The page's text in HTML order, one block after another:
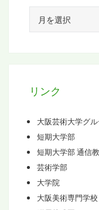
カ
リンク
大阪芸術大学グ
短期大学部
短期大学部 通信
芸術学部
大学院
大阪美術専門学校